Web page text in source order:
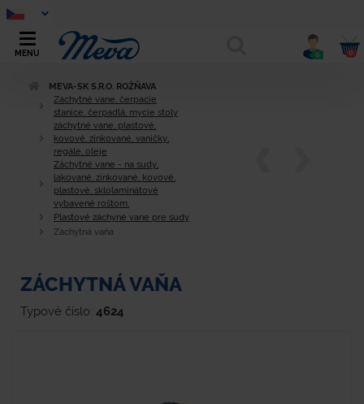
MENU 0 0
MEVA-SK S.R.O. ROŽŇAVA
Záchytné vane, čerpacie
stanice, čerpadlá, mycie stoly
záchytné vane, plastové,
kovové, zinkované, vaničky,
regále, oleje
Záchytné vane - na sudy,
lakované, zinkované, kovové,
plastové, sklolaminátové
vybavené roštom.
Plastové záchyné vane pre sudy
Záchytná vaňa
ZÁCHYTNÁ VAŇA
Typové číslo: 4624